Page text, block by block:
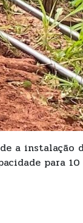
a instalação
para